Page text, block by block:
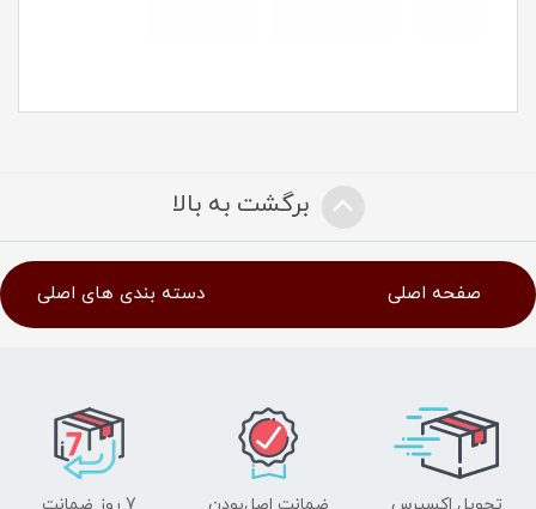
برگشت به بالا
صفحه اصلی دسته بندی های اصلی